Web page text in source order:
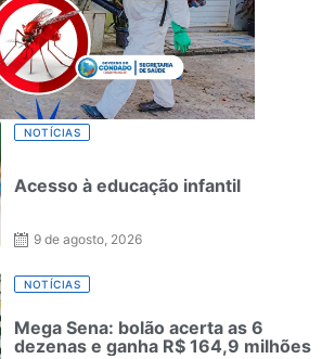
NOTÍCIAS
Acesso à educação infantil
9 de agosto, 2026
NOTÍCIAS
Mega Sena: bolão acerta as 6
dezenas e ganha R$ 164,9 milhões